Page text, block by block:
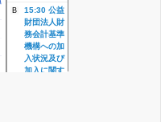
B
15:30 公益
財団法人財
務会計基準
機構への加
入状況及び
加入に関す